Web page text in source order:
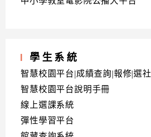
學生系統
智慧校園平台|成績查詢|報修|選社
智慧校園平台說明手冊
線上選課系統
彈性學習平台